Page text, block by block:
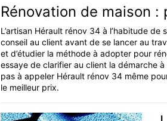
Rénovation de maison
L’artisan Hérault rénov 34 à l’habitude
conseil au client avant de se lancer au
et d’étudier la méthode à adopter pour
essaye de clarifier au client la démarche
pas à appeler Hérault rénov 34 même
le meilleur prix.